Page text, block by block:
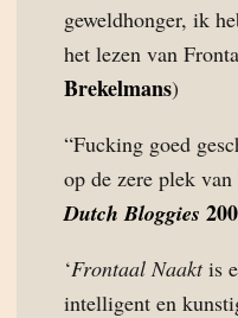
geweldhonger, ik
het lezen van
Brekelmans)
“Fucking goed
op de zere plek
Dutch Bloggies
‘Frontaal Naaktis
intelligent en